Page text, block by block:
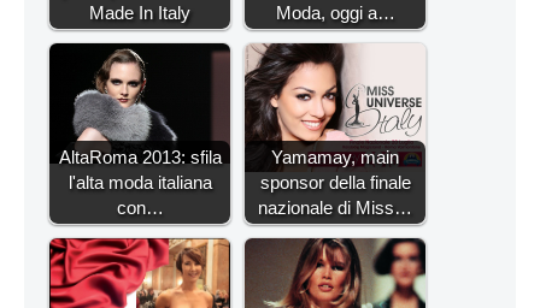
Made In Italy
Moda, oggi a…
AltaRoma 2013: sfila
l'alta moda italiana
con…
Yamamay, main
sponsor della finale
nazionale di Miss…